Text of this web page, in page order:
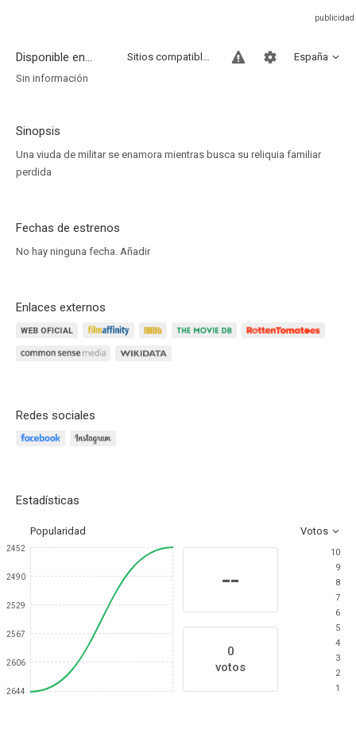
Disponible en... España
Sitios compatibles
Sin información
Sinopsis
Una viuda de militar se enamora mientras busca su reliquia familiar
perdida
Fechas de estrenos
No hay ninguna fecha. Añadir
Enlaces externos
Redes sociales
Estadísticas
Popularidad Votos
2452
2490
2529
2567
2606
2644
--
0
votos
10
9
8
7
6
5
4
3
2
1